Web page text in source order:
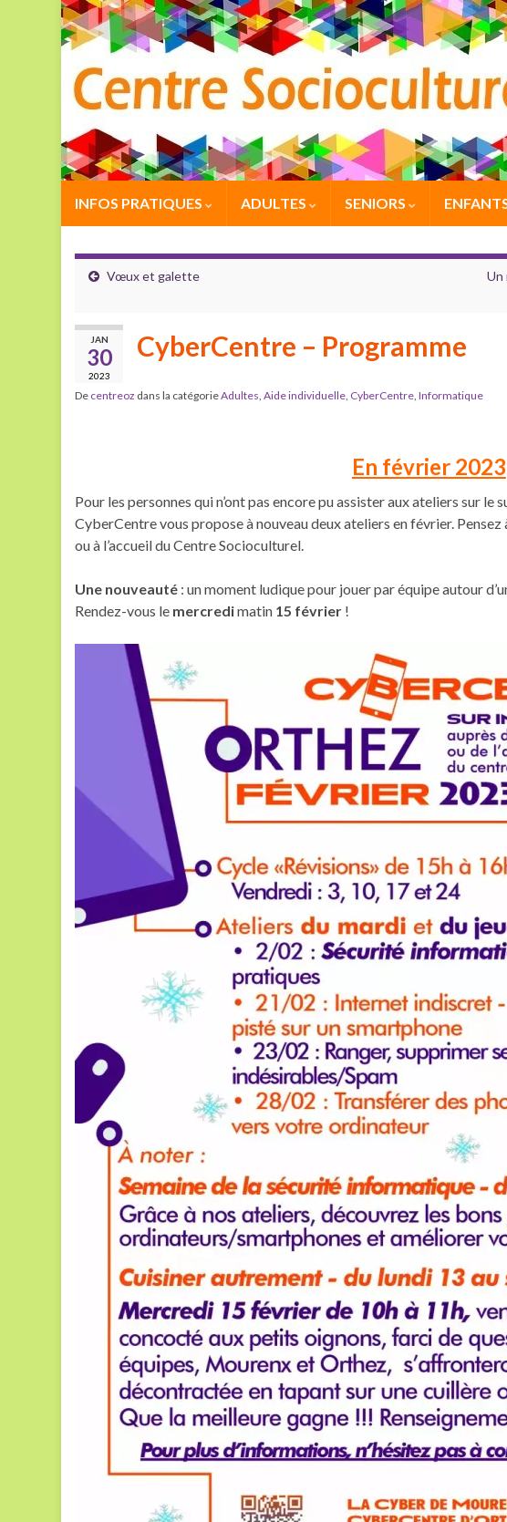
INFOS PRATIQUES ADULTES SENIORS
Vœux et galette
Un
JAN
30
2023
CyberCentre – Programme
De centreoz dans la catégorieAdultes, Aide individuelle, CyberCentre, Informatique
En février 2023
Pour les personnes qui n’ont pas encore pu assister aux ateliers sur
CyberCentre vous propose à nouveau deux ateliers en février.
ou à l’accueil du Centre Socioculturel.
Une nouveauté : un moment ludique pour jouer par équipe autour
Rendez-vous le mercredimatin 15 février !